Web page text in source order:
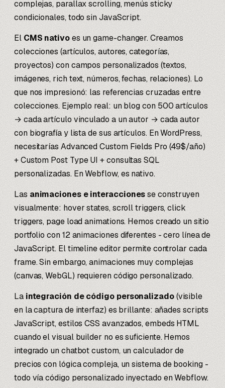
complejas, parallax scrolling, menús sticky
condicionales, todo sin JavaScript.
ElCMS nativoes un game-changer. Creamos
colecciones (artículos, autores, categorías,
proyectos) con campos personalizados (textos,
imágenes, rich text, números, fechas, relaciones). Lo
que nos impresionó: las referencias cruzadas entre
colecciones. Ejemplo real: un blog con 500 artículos
→ cada artículo vinculado a un autor → cada autor
con biografía y lista de sus artículos. En WordPress,
necesitarías Advanced Custom Fields Pro (49$/año)
+ Custom Post Type UI + consultas SQL
personalizadas. En Webflow, es nativo.
Lasanimaciones e interaccionesse construyen
visualmente: hover states, scroll triggers, click
triggers, page load animations. Hemos creado un sitio
portfolio con 12 animaciones diferentes - cero línea de
JavaScript. El timeline editor permite controlar cada
frame. Sin embargo, animaciones muy complejas
(canvas, WebGL) requieren código personalizado.
La integración de código personalizado(visible
en la captura de interfaz) es brillante: añades scripts
JavaScript, estilos CSS avanzados, embeds HTML
cuando el visual builder no es suficiente. Hemos
integrado un chatbot custom, un calculador de
precios con lógica compleja, un sistema de booking -
todo vía código personalizado inyectado en Webflow.